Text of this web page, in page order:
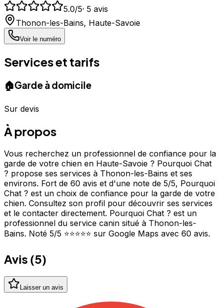
5.0/5· 5 avis
Thonon-les-Bains, Haute-Savoie
Voir le numéro
Services et tarifs
🏠Garde à domicile
Sur devis
À propos
Vous recherchez un professionnel de confiance pour la
garde de votre chien en Haute-Savoie ? Pourquoi Chat
? propose ses services à Thonon-les-Bains et ses
environs. Fort de 60 avis et d'une note de 5/5, Pourquoi
Chat ? est un choix de confiance pour la garde de votre
chien. Consultez son profil pour découvrir ses services
et le contacter directement. Pourquoi Chat ? est un
professionnel du service canin situé à Thonon-les-
Bains. Noté 5/5 ⭐⭐⭐⭐⭐ sur Google Maps avec 60 avis.
Avis (5)
Laisser un avis